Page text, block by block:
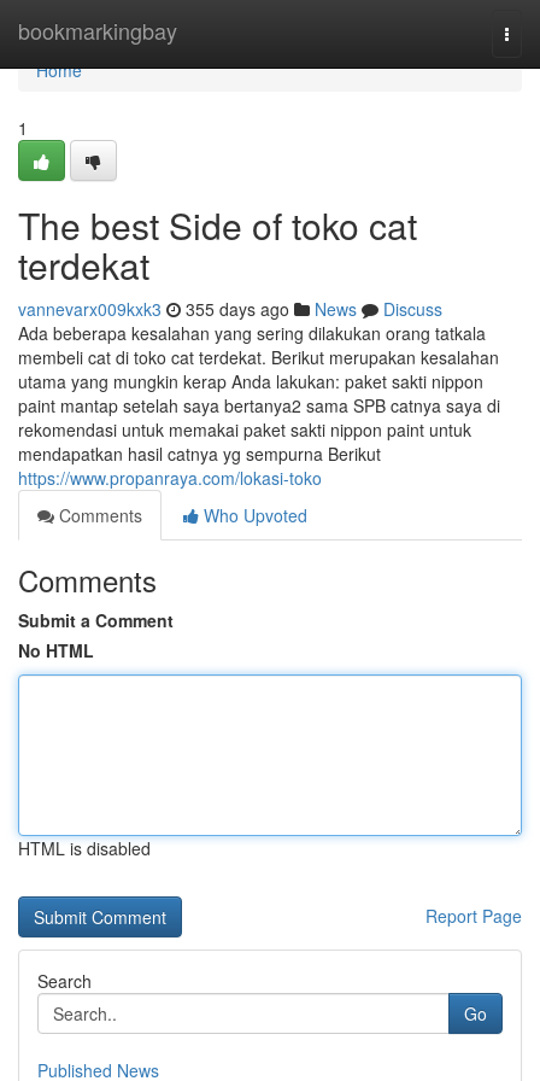
bookmarkingbay
Home
Home
1
The best Side of toko cat
terdekat
vannevarx009kxk3 355 days ago News
Discuss
Ada beberapa kesalahan yang sering dilakukan orang tatkala
membeli cat di toko cat terdekat. Berikut merupakan kesalahan
utama yang mungkin kerap Anda lakukan: paket sakti nippon
paint mantap setelah saya bertanya2 sama SPB catnya saya di
rekomendasi untuk memakai paket sakti nippon paint untuk
mendapatkan hasil catnya yg sempurna Berikut
https://www.propanraya.com/lokasi-toko
Comments
Who Upvoted
Comments
Submit a Comment
No HTML
HTML is disabled
Report Page
Search
Go
Published News